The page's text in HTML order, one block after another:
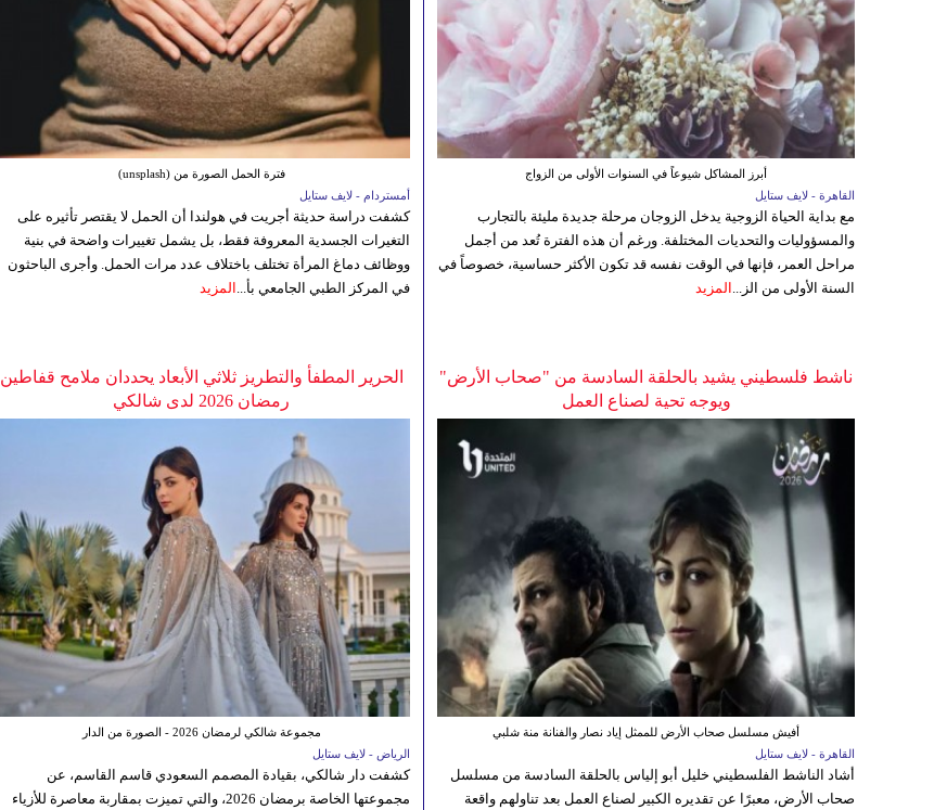
فترة الحمل الصورة من (unsplash)
أمستردام - لايف ستايل
كشفت دراسة حديثة أجريت في هولندا أن الحمل لا يقتصر تأثيره على
التغيرات الجسدية المعروفة فقط، بل يشمل تغييرات واضحة في بنية
ووظائف دماغ المرأة تختلف باختلاف عدد مرات الحمل. وأجرى الباحثون
في المركز الطبي الجامعي بأ... المزيد
أبرز المشاكل شيوعاً في السنوات الأولى من الزواج
القاهرة - لايف ستايل
مع بداية الحياة الزوجية يدخل الزوجان مرحلة جديدة مليئة بالتجارب
والمسؤوليات والتحديات المختلفة. ورغم أن هذه الفترة تُعد من أجمل
مراحل العمر، فإنها في الوقت نفسه قد تكون الأكثر حساسية، خصوصاً في
السنة الأولى من الز... المزيد
الحرير المطفأ والتطريز ثلاثي الأبعاد يحددان ملامح قفاطين
رمضان 2026 لدى شالكي
مجموعة شالكي لرمضان 2026 - الصورة من الدار
الرياض - لايف ستايل
كشفت دار شالكي، بقيادة المصمم السعودي قاسم القاسم، عن
مجموعتها الخاصة برمضان 2026، والتي تميزت بمقاربة معاصرة للأزياء
ناشط فلسطيني يشيد بالحلقة السادسة من "صحاب الأرض"
ويوجه تحية لصناع العمل
أفيش مسلسل صحاب الأرض للممثل إياد نصار والفنانة منة شلبي
القاهرة - لايف ستايل
أشاد الناشط الفلسطيني خليل أبو إلياس بالحلقة السادسة من مسلسل
صحاب الأرض، معبرًا عن تقديره الكبير لصناع العمل بعد تناولهم واقعة